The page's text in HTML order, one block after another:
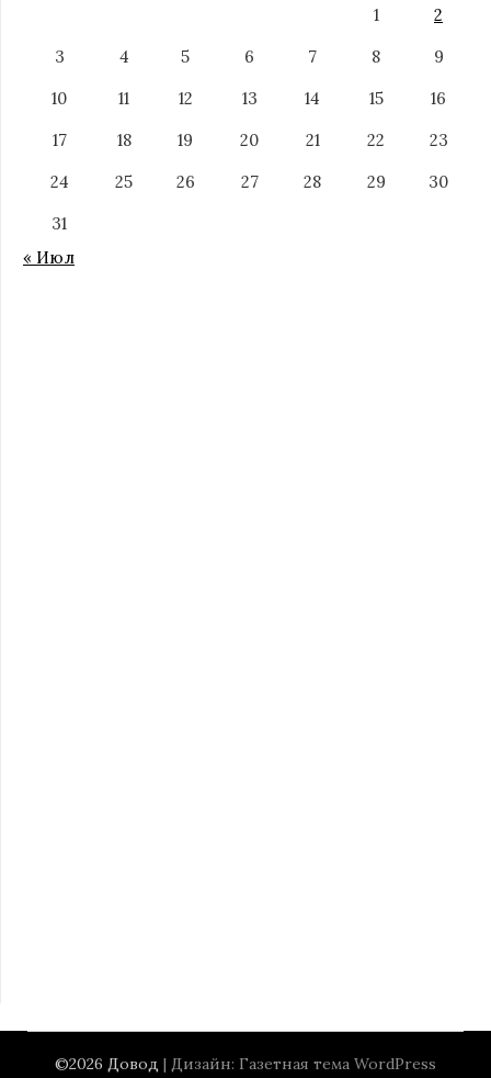
1
2
3
4 5 6 7 8
9
10
11 12 13 14 15
16
17
18 19 20 21 22
23
24
25 26 27 28 29
30
31
« Июл
©2026 Довод | Дизайн: Газетная тема WordPress